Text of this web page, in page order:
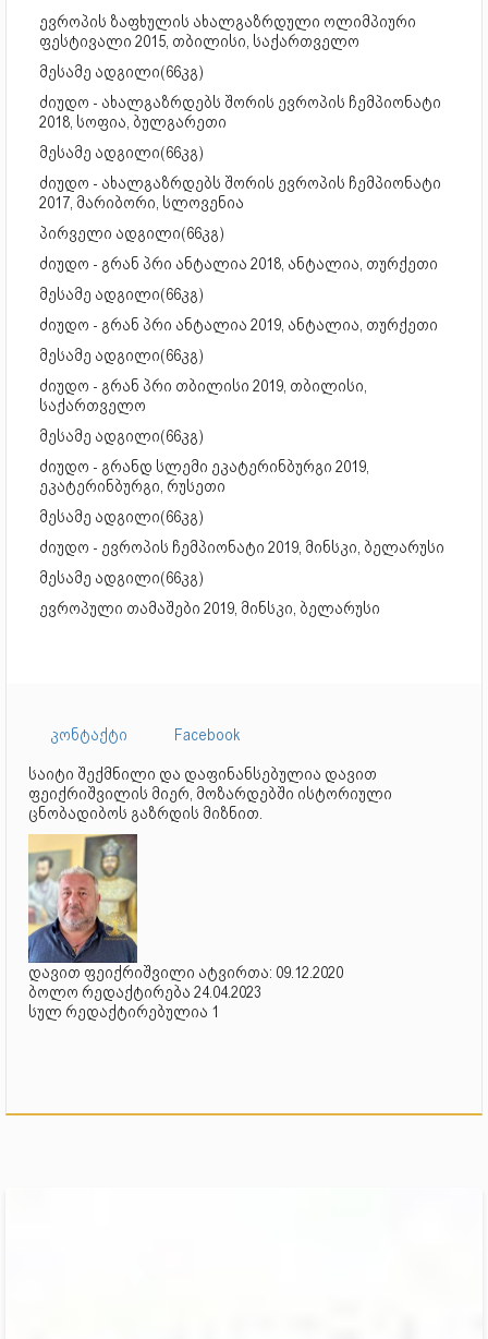
ევროპის ზაფხულის ახალგაზრდული ოლიმპიური
ფესტივალი 2015, თბილისი, საქართველო
მესამე ადგილი(66კგ)
ძიუდო - ახალგაზრდებს შორის ევროპის ჩემპიონატი
2018, სოფია, ბულგარეთი
მესამე ადგილი(66კგ)
ძიუდო - ახალგაზრდებს შორის ევროპის ჩემპიონატი
2017, მარიბორი, სლოვენია
პირველი ადგილი(66კგ)
ძიუდო - გრან პრი ანტალია 2018, ანტალია, თურქეთი
მესამე ადგილი(66კგ)
ძიუდო - გრან პრი ანტალია 2019, ანტალია, თურქეთი
მესამე ადგილი(66კგ)
ძიუდო - გრან პრი თბილისი 2019, თბილისი,
საქართველო
მესამე ადგილი(66კგ)
ძიუდო - გრანდ სლემი ეკატერინბურგი 2019,
ეკატერინბურგი, რუსეთი
მესამე ადგილი(66კგ)
ძიუდო - ევროპის ჩემპიონატი 2019, მინსკი, ბელარუსი
მესამე ადგილი(66კგ)
ევროპული თამაშები 2019, მინსკი, ბელარუსი
კონტაქტი
Facebook
საიტი შექმნილი და დაფინანსებულია დავით
ფეიქრიშვილის მიერ, მოზარდებში ისტორიული
ცნობადიბოს გაზრდის მიზნით.
დავით ფეიქრიშვილი ატვირთა: 09.12.2020
ბოლო რედაქტირება 24.04.2023
სულ რედაქტირებულია 1